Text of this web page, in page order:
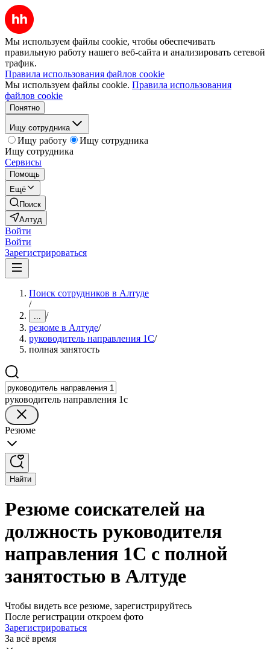
Мы используем файлы cookie, чтобы обеспечивать
правильную работу нашего веб-сайта и анализировать сетевой
трафик.
Правила использования файлов cookie
Мы используем файлы cookie. Правила использования
файлов cookie
Понятно
Ищу сотрудника
Ищу работу
Ищу сотрудника
Ищу сотрудника
Сервисы
Помощь
Ещё
Поиск
Алтуд
Войти
Войти
Зарегистрироваться
Поиск сотрудников в Алтуде
/
... /
резюме в Алтуде/
руководитель направления 1С/
полная занятость
руководитель направления 1с
Резюме
Найти
Резюме соискателей на
должность руководителя
направления 1С с полной
занятостью в Алтуде
Чтобы видеть все резюме, зарегистрируйтесь
После регистрации откроем фото
Зарегистрироваться
За всё время